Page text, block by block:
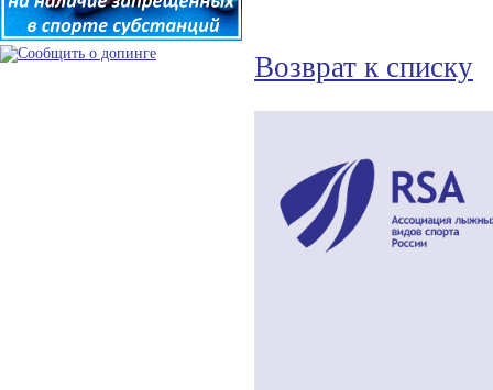
Возврат к списку